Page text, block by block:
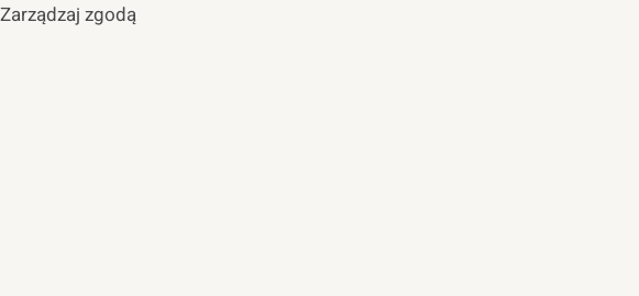
Zarządzaj zgodą